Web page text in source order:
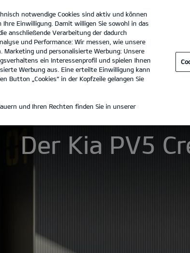
Autohaus Perras GmbH Tel. :09181-51001-0
Vehicles PBV Nutzfahrzeuge Service
Der Kia PV5
notwendige Cookies sind aktiv und können
Einwilligung. Damit willigen Sie sowohl in das
anschließende Verarbeitung der dadurch
und Performance: Wir messen, wie unsere
und personalisierte Werbung: Unsere
ein Interessenprofil und spielen Ihnen
Werbung aus. Eine erteilte Einwilligung kann
„Cookies“ in der Kopfzeile gelangen Sie
und Ihren Rechten finden Sie in unserer